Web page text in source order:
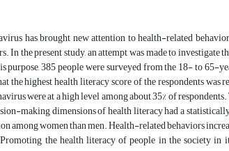
has brought new attention to health-related
In the present study, an attempt was made to
purpose, 385 people were surveyed from the 18- to
the highest health literacy score of the respondents
were at a high level among about 35% of
making dimensions of health literacy had a
among women than men. Health-related behaviors
the health literacy of people in the society